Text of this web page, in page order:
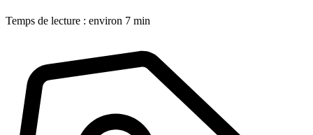
Temps de lecture : environ 7 min